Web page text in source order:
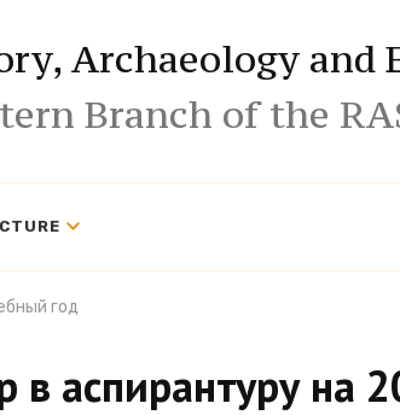
Archaeology and
Branch of the
год
аспирантуру на